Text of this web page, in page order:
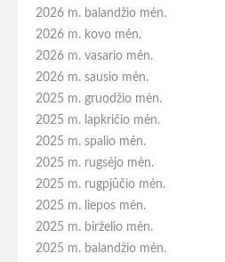
2026 m. balandžio mėn.
2026 m. kovo mėn.
2026 m. vasario mėn.
2026 m. sausio mėn.
2025 m. gruodžio mėn.
2025 m. lapkričio mėn.
2025 m. spalio mėn.
2025 m. rugsėjo mėn.
2025 m. rugpjūčio mėn.
2025 m. liepos mėn.
2025 m. birželio mėn.
2025 m. balandžio mėn.